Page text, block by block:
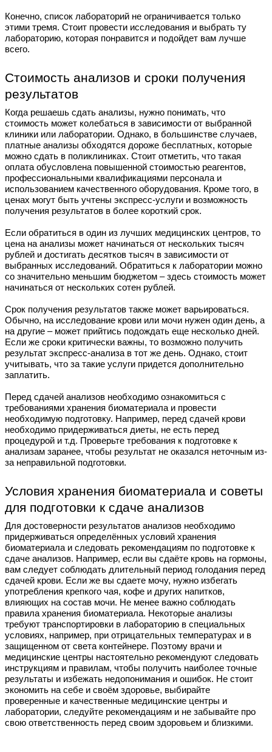
Конечно, список лабораторий не ограничивается только
этими тремя. Стоит провести исследования и выбрать ту
лабораторию, которая понравится и подойдет вам лучше
всего.
Стоимость анализов и сроки получения
результатов
Когда решаешь сдать анализы, нужно понимать, что
стоимость может колебаться в зависимости от выбранной
клиники или лаборатории. Однако, в большинстве случаев,
платные анализы обходятся дороже бесплатных, которые
можно сдать в поликлиниках. Стоит отметить, что такая
оплата обусловлена повышенной стоимостью реагентов,
профессиональными квалификациями персонала и
использованием качественного оборудования. Кроме того, в
ценах могут быть учтены экспресс-услуги и возможность
получения результатов в более короткий срок.
Если обратиться в один из лучших медицинских центров, то
цена на анализы может начинаться от нескольких тысяч
рублей и достигать десятков тысяч в зависимости от
выбранных исследований. Обратиться к лаборатории можно
со значительно меньшим бюджетом – здесь стоимость может
начинаться от нескольких сотен рублей.
Срок получения результатов также может варьироваться.
Обычно, на исследование крови или мочи нужен один день, а
на другие – может прийтись подождать еще несколько дней.
Если же сроки критически важны, то возможно получить
результат экспресс-анализа в тот же день. Однако, стоит
учитывать, что за такие услуги придется дополнительно
заплатить.
Перед сдачей анализов необходимо ознакомиться с
требованиями хранения биоматериала и провести
необходимую подготовку. Например, перед сдачей крови
необходимо придерживаться диеты, не есть перед
процедурой и т.д. Проверьте требования к подготовке к
анализам заранее, чтобы результат не оказался неточным из-
за неправильной подготовки.
Условия хранения биоматериала и советы
для подготовки к сдаче анализов
Для достоверности результатов анализов необходимо
придерживаться определённых условий хранения
биоматериала и следовать рекомендациям по подготовке к
сдаче анализов. Например, если вы сдаёте кровь на гормоны,
вам следует соблюдать длительный период голодания перед
сдачей крови. Если же вы сдаете мочу, нужно избегать
употребления крепкого чая, кофе и других напитков,
влияющих на состав мочи. Не менее важно соблюдать
правила хранения биоматериала. Некоторые анализы
требуют транспортировки в лабораторию в специальных
условиях, например, при отрицательных температурах и в
защищенном от света контейнере. Поэтому врачи и
медицинские центры настоятельно рекомендуют следовать
инструкциям и правилам, чтобы получить наиболее точные
результаты и избежать недопонимания и ошибок. Не стоит
экономить на себе и своём здоровье, выбирайте
проверенные и качественные медицинские центры и
лаборатории, следуйте рекомендациям и не забывайте про
свою ответственность перед своим здоровьем и близкими.